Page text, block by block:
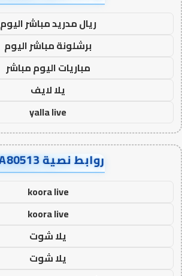
ريال مدريد مباشر اليوم
برشلونة مباشر اليوم
مباريات اليوم مباشر
يلا لايف
yalla live
روابط نصية AA80513
koora live
koora live
يلا شوت
يلا شوت